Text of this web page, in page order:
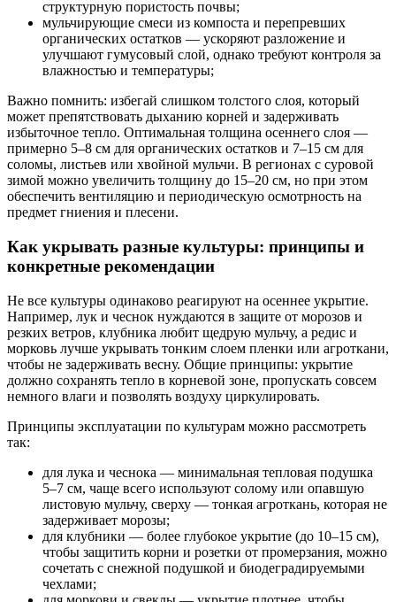
структурную пористость почвы;
мульчирующие смеси из компоста и перепревших
органических остатков — ускоряют разложение и
улучшают гумусовый слой, однако требуют контроля за
влажностью и температуры;
Важно помнить: избегай слишком толстого слоя, который
может препятствовать дыханию корней и задерживать
избыточное тепло. Оптимальная толщина осеннего слоя —
примерно 5–8 см для органических остатков и 7–15 см для
соломы, листьев или хвойной мульчи. В регионах с суровой
зимой можно увеличить толщину до 15–20 см, но при этом
обеспечить вентиляцию и периодическую осмотрность на
предмет гниения и плесени.
Как укрывать разные культуры: принципы и
конкретные рекомендации
Не все культуры одинаково реагируют на осеннее укрытие.
Например, лук и чеснок нуждаются в защите от морозов и
резких ветров, клубника любит щедрую мульчу, а редис и
морковь лучше укрывать тонким слоем пленки или агроткани,
чтобы не задерживать весну. Общие принципы: укрытие
должно сохранять тепло в корневой зоне, пропускать совсем
немного влаги и позволять воздуху циркулировать.
Принципы эксплуатации по культурам можно рассмотреть
так:
для лука и чеснока — минимальная тепловая подушка
5–7 см, чаще всего используют солому или опавшую
листовую мульчу, сверху — тонкая агроткань, которая не
задерживает морозы;
для клубники — более глубокое укрытие (до 10–15 см),
чтобы защитить корни и розетки от промерзания, можно
сочетать с снежной подушкой и биодеградируемыми
чехлами;